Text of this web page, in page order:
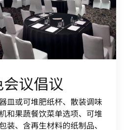
议倡议
皿或可堆肥纸杯、散装调味
和果蔬餐饮菜单选项、可堆
装、含再生材料的纸制品、